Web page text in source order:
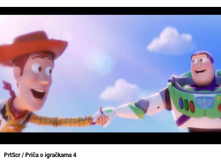
PrtScr / Priča o igračkama 4